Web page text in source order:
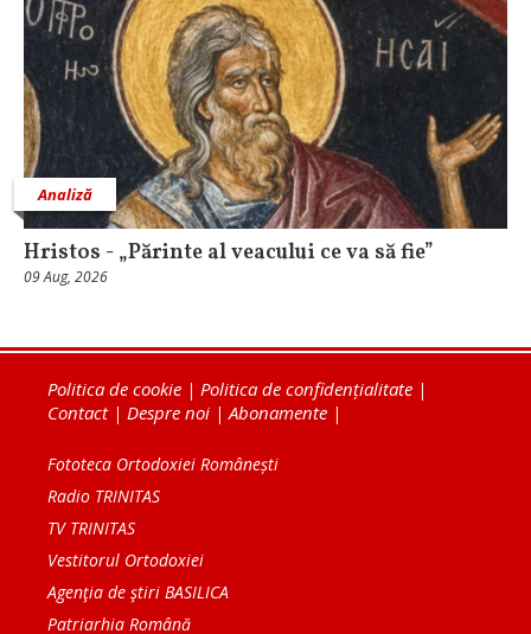
Analiză
Hristos - „Părinte al veacului ce va să fie”
09 Aug, 2026
Politica de cookie | Politica de confidențialitate |
Contact| Despre noi | Abonamente |
Fototeca Ortodoxiei Românești
Radio TRINITAS
TV TRINITAS
Vestitorul Ortodoxiei
Agenţia de ştiri BASILICA
Patriarhia Română